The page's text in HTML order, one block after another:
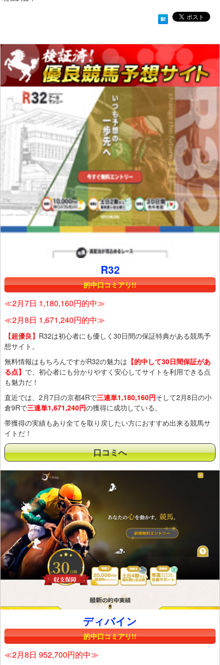
R32
的中口コミアリ!!
≪2月7日 1,180,160円的中≫
≪2月8日 1,671,240円的中≫
【超優良】 R32は初心者にも優しく30日間の保証特典がある競馬予
想サイト。
無料情報はもちろんですがR32の魅力は 【的中して30日間保証があ
る点】 で、初心者にも分かりやすく安心してサイトを利用できる点
も魅力だ！
直近では、2月7日の京都4Rで三連単1,180,160円そして2月8日の小
倉9Rで三連単1,671,240円の獲得に成功している。
帯獲得の実績もあり全てを取り戻したい方におすすめ出来る競馬サ
イトだ！
口コミへ
ディバイン
的中口コミアリ!!
≪2月8日 952,700円的中≫